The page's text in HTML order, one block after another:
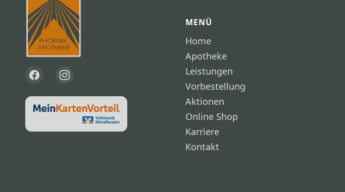
MENÜ
Home
Apotheke
Leistungen
Vorbestellung
Aktionen
Online Shop
Karriere
Kontakt